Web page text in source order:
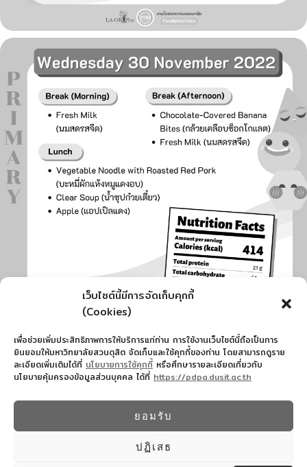
เว็บไซต์นี้มีการจัดเก็บคุกกี้
(Cookies)
เพื่อช่วยเพิ่มประสิทธิภาพการให้บริการแก่ท่าน การใช้งานเว็บไซต์นี้ถือเป็นการ
ยินยอมให้มหาวิทยาลัยสวนดุสิต จัดเก็บและใช้คุกกี้ของท่าน โดยสามารถดูราย
ละเอียดเพิ่มเติมได้ที่ นโยบายการใช้คุกกี้ หรือศึกษารายละเอียดเกี่ยวกับ
นโยบายคุ้มครองข้อมูลส่วนบุคคล ได้ที่ https://pdpa.dusit.ac.th
ยอมรับ
ปฏิเสธ
022445587
© 2026 โรงเรียนสาธิตละอออุทิศ - WordPress
Theme byKadence WP